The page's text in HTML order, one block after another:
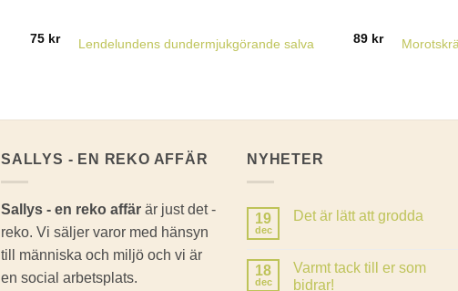
75 kr Lendelundens dundermjukgörande salva 89 kr
SALLYS - EN REKO AFFÄR
Sallys - en reko affär är just det -
reko. Vi säljer varor med hänsyn
till människa och miljö och vi är
en social arbetsplats.
NYHETER
19
dec
Det är lätt att grodda
Det
är
18
dec
Varmt tack till er som
bidrar!